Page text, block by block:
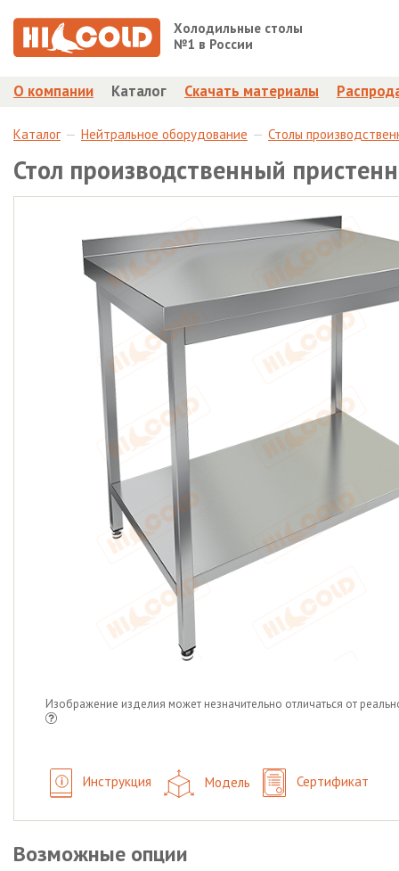
Холодильные столы
№1 в России
О компании Каталог Скачать материалы
Каталог Нейтральное оборудование Столы
Стол производственный
Изображение изделия может незначительно отличаться от
Инструкция Модель Сертификат
Возможные опции